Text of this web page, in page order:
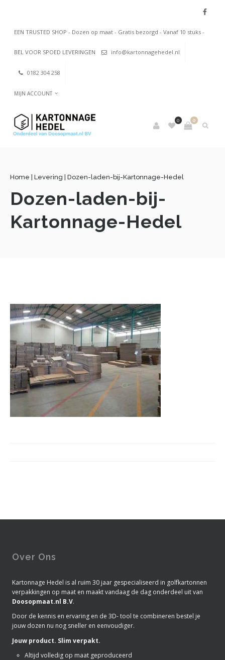
EEN TRUSTED SHOP - Dozen op maat - Gratis bezorgd - Vanaf 10 stuks -
BEL VOOR SPOED LEVERINGEN info@kartonnagehedel.nl
0182 304 258
MIJN ACCOUNT
0
0
Home Levering Dozen-laden-bij-Kartonnage-Hedel
Dozen-laden-bij-
Kartonnage-Hedel
Over Ons
Kartonnage Hedel is al ruim 30 jaar gespecialiseerd in golfkartonnen
verpakkingen op maat en maakt vandaag de dag onderdeel uit van
Doosopmaat.nl B.V.
Door de kennis en ervaring en de 3D- tool te combineren bestel je
jouw dozen nu nog sneller en eenvoudiger.
Jouw product. Slim verpakt.
Altijd volledig op maat geproduceerd